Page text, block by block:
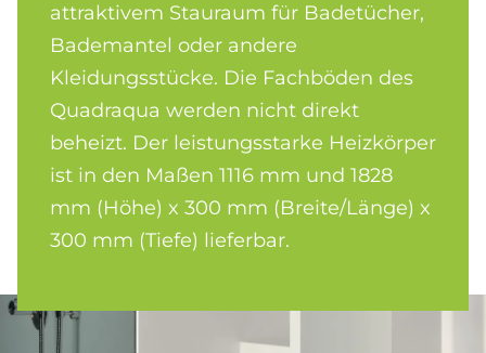
attraktivem Stauraum für Badetücher,
Bademantel oder andere
Kleidungsstücke. Die Fachböden des
Quadraqua werden nicht direkt
beheizt. Der leistungsstarke Heizkörper
ist in den Maßen 1116 mm und 1828
mm (Höhe) x 300 mm (Breite/Länge) x
300 mm (Tiefe) lieferbar.